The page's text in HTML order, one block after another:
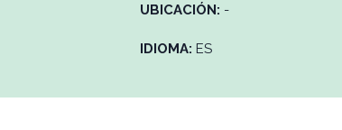
UBICACIÓN: -
IDIOMA: ES